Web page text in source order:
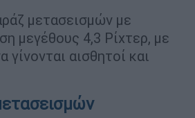
μετασεισμών με
μεγέθους 4,3 Ρίχτερ, με
γίνονται αισθητοί και